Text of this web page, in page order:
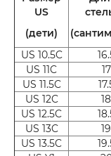
US
(дети)
US 10.5C
US 11C
17
US 11.5C
US 12C
18
US 12.5C
US 13C
19
US 13.5C